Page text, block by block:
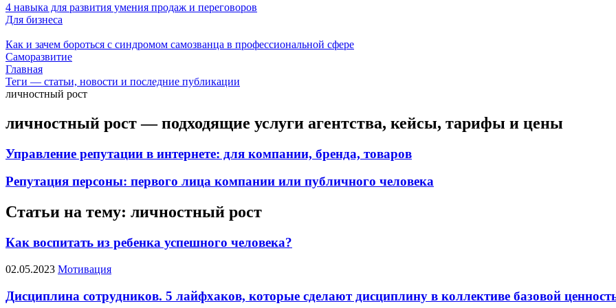
4 навыка для развития умения продаж и переговоров
Для бизнеса
Как и зачем бороться с синдромом самозванца в профессиональной сфере
Саморазвитие
Главная
Теги — статьи, новости и последние публикации
личностный рост
личностный рост — подходящие услуги агентства, кейсы, тарифы и цены
Управление репутации в интернете: для компании, бренда, товаров
Репутация персоны: первого лица компании или публичного человека
Статьи на тему: личностный рост
Как воспитать из ребенка успешного человека?
02.05.2023 Мотивация
Дисциплина сотрудников. 5 лайфхаков, которые сделают дисциплину в коллективе базовой